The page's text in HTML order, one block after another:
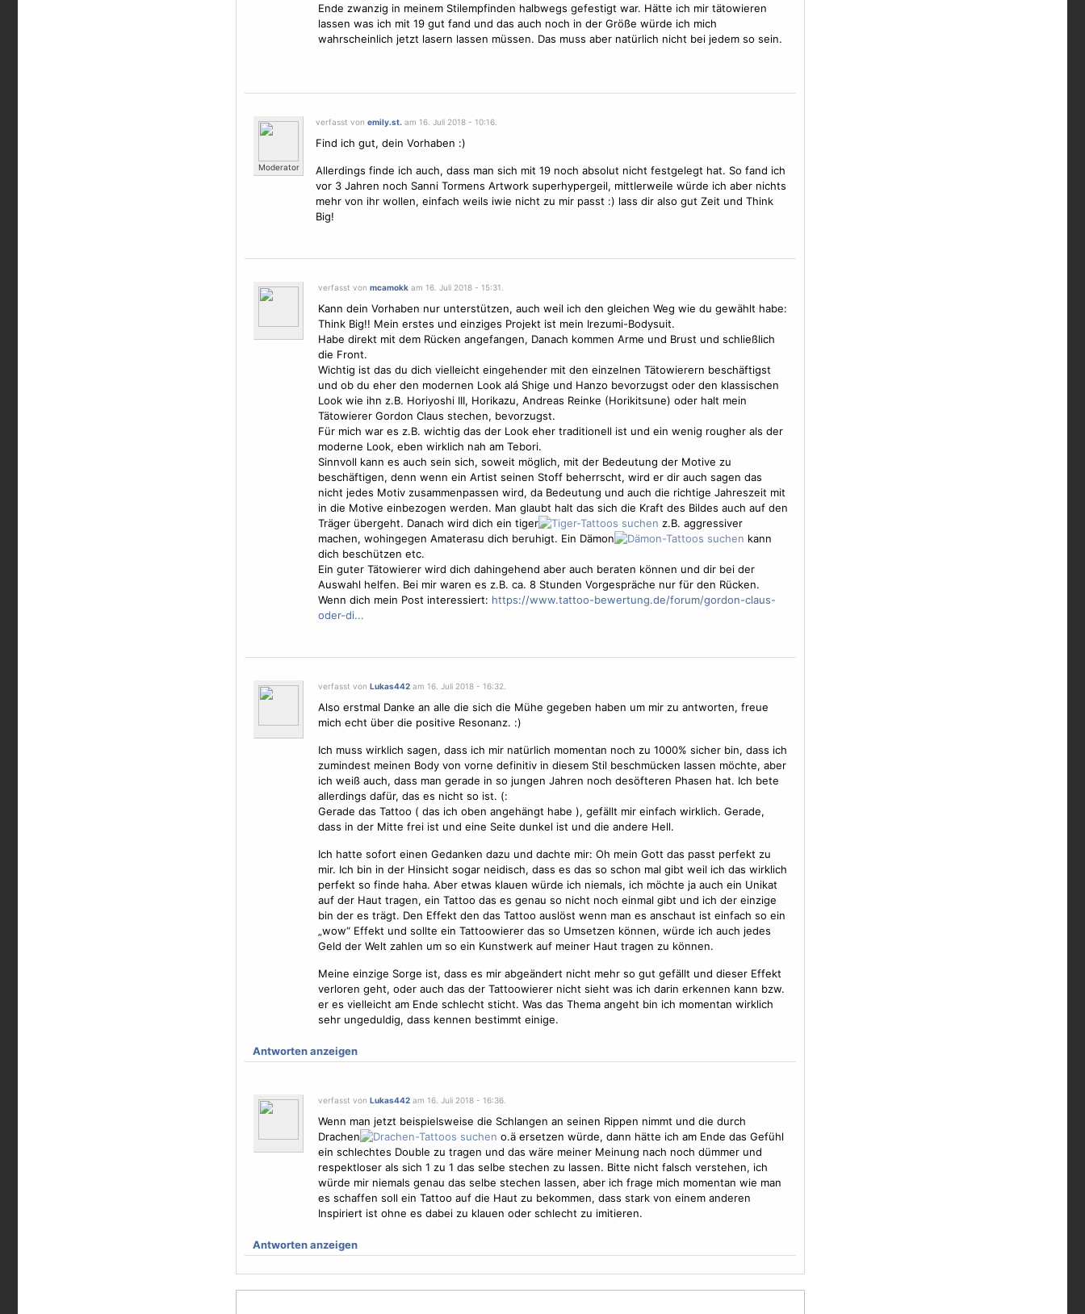
Ende zwanzig in meinem Stilempfinden halbwegs gefestigt war. Hätte ich mir tätowieren
lassen was ich mit 19 gut fand und das auch noch in der Größe würde ich mich
wahrscheinlich jetzt lasern lassen müssen. Das muss aber natürlich nicht bei jedem so sein.
Moderator
verfasst von emily.st. am 16. Juli 2018 - 10:16.
Find ich gut, dein Vorhaben :)
Allerdings finde ich auch, dass man sich mit 19 noch absolut nicht festgelegt hat. So fand ich
vor 3 Jahren noch Sanni Tormens Artwork superhypergeil, mittlerweile würde ich aber nichts
mehr von ihr wollen, einfach weils iwie nicht zu mir passt :) lass dir also gut Zeit und Think
Big!
verfasst von mcamokkam 16. Juli 2018 - 15:31.
Kann dein Vorhaben nur unterstützen, auch weil ich den gleichen Weg wie du gewählt habe:
Think Big!! Mein erstes und einziges Projekt ist mein Irezumi-Bodysuit.
Habe direkt mit dem Rücken angefangen, Danach kommen Arme und Brust und schließlich
die Front.
Wichtig ist das du dich vielleicht eingehender mit den einzelnen Tätowierern beschäftigst
und ob du eher den modernen Look alá Shige und Hanzo bevorzugst oder den klassischen
Look wie ihn z.B. Horiyoshi III, Horikazu, Andreas Reinke (Horikitsune) oder halt mein
Tätowierer Gordon Claus stechen, bevorzugst.
Für mich war es z.B. wichtig das der Look eher traditionell ist und ein wenig rougher als der
moderne Look, eben wirklich nah am Tebori.
Sinnvoll kann es auch sein sich, soweit möglich, mit der Bedeutung der Motive zu
beschäftigen, denn wenn ein Artist seinen Stoff beherrscht, wird er dir auch sagen das
nicht jedes Motivzusammenpassen wird, da Bedeutung und auch die richtige Jahreszeit mit
in die Motive einbezogen werden. Man glaubt halt das sich die Kraft des Bildes auch auf den
Träger übergeht. Danach wird dich ein tiger
z.B. aggressiver
machen, wohingegen Amaterasu dich beruhigt. Ein Dämon
kann
dich beschützen etc.
Ein guter Tätowierer wird dich dahingehend aber auch beraten können und dir bei der
Auswahl helfen. Bei mir waren es z.B. ca. 8 Stunden Vorgespräche nur für den Rücken.
Wenn dich mein Post interessiert: https://www.tattoo-bewertung.de/forum/gordon-claus-
oder-di...
verfasst von Lukas442am 16. Juli 2018 - 16:32.
Also erstmal Danke an alle die sich die Mühe gegeben haben um mir zu antworten, freue
mich echt über die positive Resonanz. :)
Ich muss wirklich sagen, dass ich mir natürlich momentan noch zu 1000% sicher bin, dass ich
zumindest meinen Body von vorne definitiv in diesem Stil beschmücken lassen möchte, aber
ich weiß auch, dass man gerade in so jungen Jahren noch desöfteren Phasen hat. Ich bete
allerdings dafür, das es nicht so ist. (:
Gerade das Tattoo ( das ich oben angehängt habe ), gefällt mir einfach wirklich. Gerade,
dass in der Mitte frei ist und eine Seite dunkel ist und die andere Hell.
Ich hatte sofort einen Gedanken dazu und dachte mir: Oh mein Gott das passt perfekt zu
mir. Ich bin in der Hinsicht sogar neidisch, dass es das so schon mal gibt weil ich das wirklich
perfekt so finde haha. Aber etwas klauen würde ich niemals, ich möchte ja auch ein Unikat
auf der Haut tragen, ein Tattoo das es genau so nicht noch einmal gibt und ich der einzige
bin der es trägt. Den Effekt den das Tattoo auslöst wenn man es anschaut ist einfach so ein
„wow“ Effekt und sollte ein Tattoowierer das so Umsetzen können, würde ich auch jedes
Geld der Welt zahlen um so ein Kunstwerk auf meiner Haut tragen zu können.
Meine einzige Sorge ist, dass es mir abgeändert nicht mehr so gut gefällt und dieser Effekt
verloren geht, oder auch das der Tattoowierer nicht sieht was ich darin erkennen kann bzw.
er es vielleicht am Ende schlecht sticht. Was das Thema angeht bin ich momentan wirklich
sehr ungeduldig, dass kennen bestimmt einige.
Antworten anzeigen
verfasst von Lukas442am 16. Juli 2018 - 16:36.
Wenn man jetzt beispielsweise die Schlangen an seinen Rippen nimmt und die durch
Drachen
o.ä ersetzen würde, dann hätte ich am Ende das Gefühl
ein schlechtes Double zu tragen und das wäre meiner Meinung nach noch dümmer und
respektloser als sich 1 zu 1 das selbe stechen zu lassen. Bitte nicht falsch verstehen, ich
würde mir niemals genau das selbe stechen lassen, aber ich frage mich momentan wie man
es schaffen soll ein Tattoo auf die Haut zu bekommen, dass stark von einem anderen
Inspiriert ist ohne es dabei zu klauen oder schlecht zu imitieren.
Antworten anzeigen